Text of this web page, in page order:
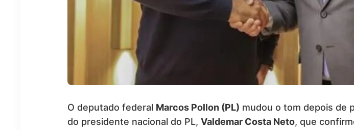
O deputado federal Marcos Pollon (PL) mudou o tom depois de
do presidente nacional do PL, Valdemar Costa Neto, que